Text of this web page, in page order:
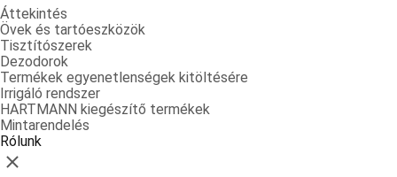
Áttekintés
Övek és tartóeszközök
Tisztítószerek
Dezodorok
Termékek egyenetlenségek kitöltésére
Irrigáló rendszer
HARTMANN kiegészítő termékek
Mintarendelés
Rólunk
Bezárás